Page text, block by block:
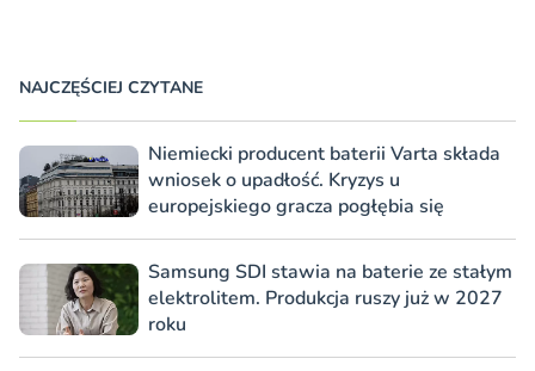
NAJCZĘŚCIEJ CZYTANE
Niemiecki producent baterii Varta składa
wniosek o upadłość. Kryzys u
europejskiego gracza pogłębia się
Samsung SDI stawia na baterie ze stałym
elektrolitem. Produkcja ruszy już w 2027
roku